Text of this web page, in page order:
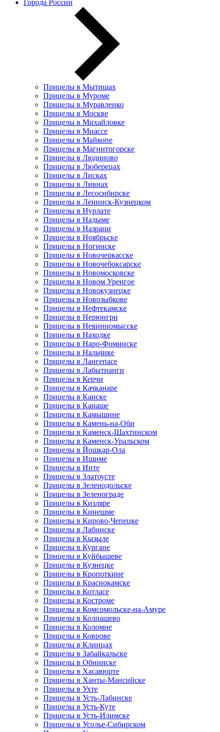
Города России
Прицелы в Мытищах
Прицелы в Муроме
Прицелы в Муравленко
Прицелы в Москве
Прицелы в Михайловке
Прицелы в Миассе
Прицелы в Майкопе
Прицелы в Магнитогорске
Прицелы в Людиново
Прицелы в Люберецах
Прицелы в Лисках
Прицелы в Ливнах
Прицелы в Лесосибирске
Прицелы в Ленинск-Кузнецком
Прицелы в Нурлате
Прицелы в Надыме
Прицелы в Назрани
Прицелы в Ноябрьске
Прицелы в Ногинске
Прицелы в Новочеркасске
Прицелы в Новочебоксарске
Прицелы в Новомосковске
Прицелы в Новом Уренгое
Прицелы в Новокузнецке
Прицелы в Новозыбкове
Прицелы в Нефтекамске
Прицелы в Нерюнгри
Прицелы в Невинномысске
Прицелы в Находке
Прицелы в Наро-Фоминске
Прицелы в Нальчике
Прицелы в Лангепасе
Прицелы в Лабытнанги
Прицелы в Керчи
Прицелы в Качканаре
Прицелы в Канске
Прицелы в Канаше
Прицелы в Камышине
Прицелы в Камень-на-Оби
Прицелы в Каменск-Шахтинском
Прицелы в Каменск-Уральском
Прицелы в Йошкар-Ола
Прицелы в Ишиме
Прицелы в Инте
Прицелы в Златоусте
Прицелы в Зеленодольске
Прицелы в Зеленограде
Прицелы в Кизляре
Прицелы в Кинешме
Прицелы в Кирово-Чепецке
Прицелы в Лабинске
Прицелы в Кызыле
Прицелы в Кургане
Прицелы в Куйбышеве
Прицелы в Кузнецке
Прицелы в Кропоткине
Прицелы в Краснокамске
Прицелы в Котласе
Прицелы в Костроме
Прицелы в Комсомольске-на-Амуре
Прицелы в Колпашево
Прицелы в Коломне
Прицелы в Коврове
Прицелы в Клинцах
Прицелы в Забайкальске
Прицелы в Обнинске
Прицелы в Хасавюрте
Прицелы в Ханты-Мансийске
Прицелы в Ухте
Прицелы в Усть-Лабинске
Прицелы в Усть-Куте
Прицелы в Усть-Илимске
Прицелы в Усолье-Сибирском